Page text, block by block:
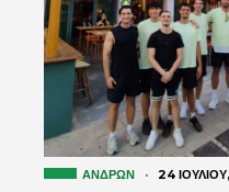
ΑΝΔΡΏΝ · 24